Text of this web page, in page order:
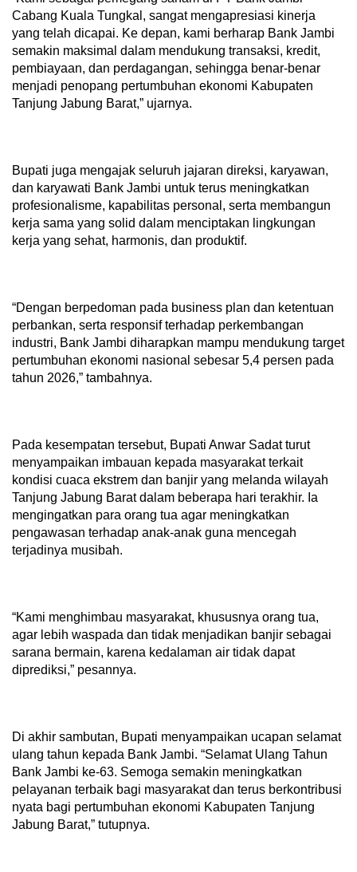
Cabang Kuala Tungkal, sangat mengapresiasi kinerja
yang telah dicapai. Ke depan, kami berharap Bank Jambi
semakin maksimal dalam mendukung transaksi, kredit,
pembiayaan, dan perdagangan, sehingga benar-benar
menjadi penopang pertumbuhan ekonomi Kabupaten
Tanjung Jabung Barat,” ujarnya.
Bupati juga mengajak seluruh jajaran direksi, karyawan,
dan karyawati Bank Jambi untuk terus meningkatkan
profesionalisme, kapabilitas personal, serta membangun
kerja sama yang solid dalam menciptakan lingkungan
kerja yang sehat, harmonis, dan produktif.
“Dengan berpedoman pada business plan dan ketentuan
perbankan, serta responsif terhadap perkembangan
industri, Bank Jambi diharapkan mampu mendukung target
pertumbuhan ekonomi nasional sebesar 5,4 persen pada
tahun 2026,” tambahnya.
Pada kesempatan tersebut, Bupati Anwar Sadat turut
menyampaikan imbauan kepada masyarakat terkait
kondisi cuaca ekstrem dan banjir yang melanda wilayah
Tanjung Jabung Barat dalam beberapa hari terakhir. Ia
mengingatkan para orang tua agar meningkatkan
pengawasan terhadap anak-anak guna mencegah
terjadinya musibah.
“Kami menghimbau masyarakat, khususnya orang tua,
agar lebih waspada dan tidak menjadikan banjir sebagai
sarana bermain, karena kedalaman air tidak dapat
diprediksi,” pesannya.
Di akhir sambutan, Bupati menyampaikan ucapan selamat
ulang tahun kepada Bank Jambi. “Selamat Ulang Tahun
Bank Jambi ke-63. Semoga semakin meningkatkan
pelayanan terbaik bagi masyarakat dan terus berkontribusi
nyata bagi pertumbuhan ekonomi Kabupaten Tanjung
Jabung Barat,” tutupnya.